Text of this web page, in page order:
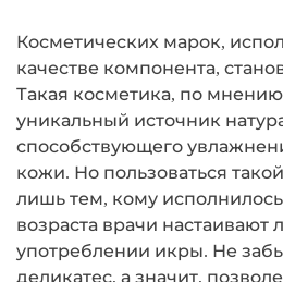
Косметических марок,
качестве компонента,
Такая косметика, по
уникальный источник
способствующего
кожи. Но пользоваться
лишь тем, кому исполнилось
возраста врачи
употреблении икры. Не
деликатес, а значит,